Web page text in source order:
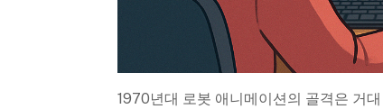
1970년대 로봇 애니메이션의 골격은 거